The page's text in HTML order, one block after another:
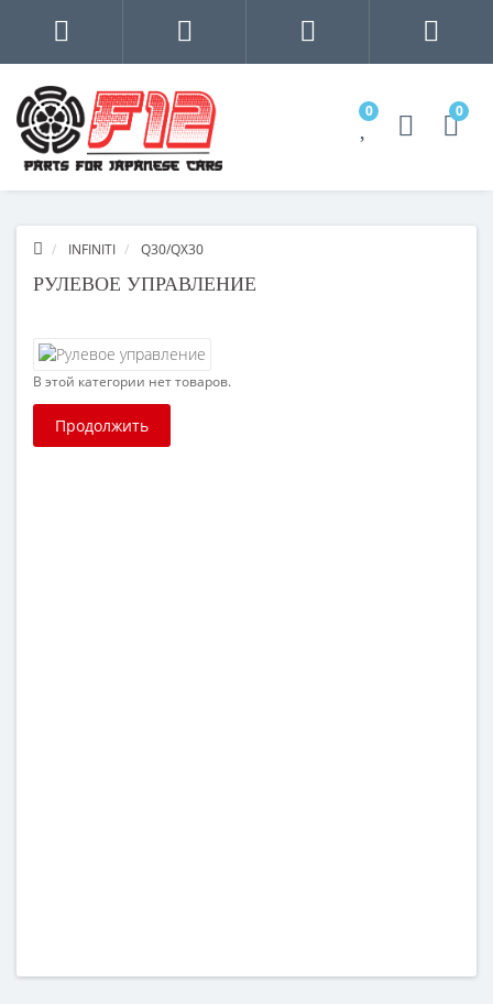
0 0
INFINITI Q30/QX30
РУЛЕВОЕ УПРАВЛЕНИЕ
В этой категории нет товаров.
Продолжить